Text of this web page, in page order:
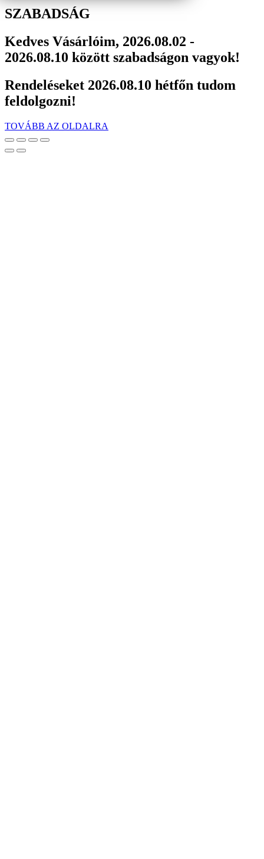
SZABADSÁG
Kedves Vásárlóim, 2026.08.02 -
2026.08.10 között szabadságon vagyok!
Rendeléseket 2026.08.10 hétfőn tudom
feldolgozni!
TOVÁBB AZ OLDALRA